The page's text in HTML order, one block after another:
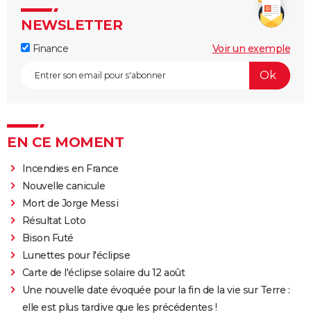
NEWSLETTER
Finance Voir un exemple
EN CE MOMENT
Incendies en France
Nouvelle canicule
Mort de Jorge Messi
Résultat Loto
Bison Futé
Lunettes pour l'éclipse
Carte de l'éclipse solaire du 12 août
Une nouvelle date évoquée pour la fin de la vie sur Terre :
elle est plus tardive que les précédentes !